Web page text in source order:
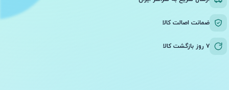
ضمانت اصالت کالا
۷ روز بازگشت کالا